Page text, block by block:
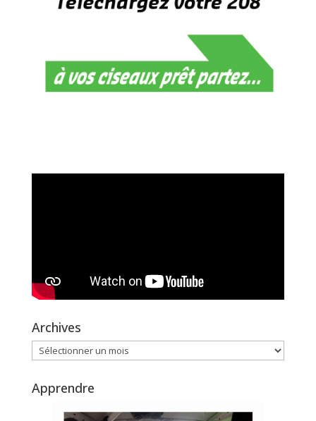
Archives
Archives
Apprendre